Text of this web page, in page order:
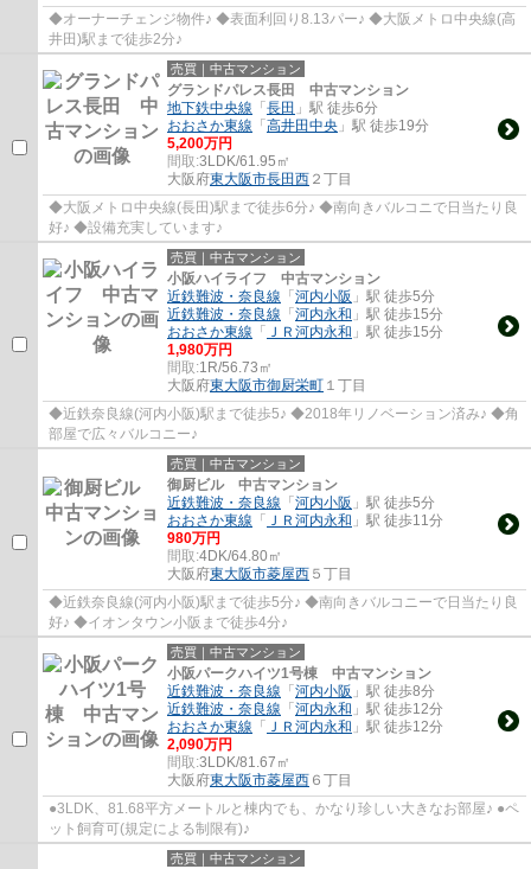
◆オーナーチェンジ物件♪ ◆表面利回り8.13パー♪ ◆大阪メトロ中央線(高
井田)駅まで徒歩2分♪
売買｜中古マンション
グランドパレス長田 中古マンション
地下鉄中央線 「長田 」駅 徒歩6分
おおさか東線 「高井田中央 」駅 徒歩19分
5,200万円
間取:3LDK/61.95㎡
大阪府東大阪市長田西 ２丁目
◆大阪メトロ中央線(長田)駅まで徒歩6分♪ ◆南向きバルコニで日当たり良
好♪ ◆設備充実しています♪
売買｜中古マンション
小阪ハイライフ 中古マンション
近鉄難波・奈良線 「河内小阪 」駅 徒歩5分
近鉄難波・奈良線 「河内永和 」駅 徒歩15分
おおさか東線 「 ＪＲ河内永和 」駅 徒歩15分
1,980万円
間取:1R/56.73㎡
大阪府東大阪市御厨栄町 １丁目
◆近鉄奈良線(河内小阪)駅まで徒歩5♪ ◆2018年リノベーション済み♪ ◆角
部屋で広々バルコニー♪
売買｜中古マンション
御厨ビル 中古マンション
近鉄難波・奈良線 「河内小阪 」駅 徒歩5分
おおさか東線 「 ＪＲ河内永和 」駅 徒歩11分
980万円
間取:4DK/64.80㎡
大阪府東大阪市菱屋西 ５丁目
◆近鉄奈良線(河内小阪)駅まで徒歩5分♪ ◆南向きバルコニーで日当たり良
好♪ ◆イオンタウン小阪まで徒歩4分♪
売買｜中古マンション
小阪パークハイツ1号棟 中古マンション
近鉄難波・奈良線 「河内小阪 」駅 徒歩8分
近鉄難波・奈良線 「河内永和 」駅 徒歩12分
おおさか東線 「 ＪＲ河内永和 」駅 徒歩12分
2,090万円
間取:3LDK/81.67㎡
大阪府東大阪市菱屋西 ６丁目
●3LDK、81.68平方メートルと棟内でも、かなり珍しい大きなお部屋♪ ●ペ
ット飼育可(規定による制限有)♪
売買｜中古マンション